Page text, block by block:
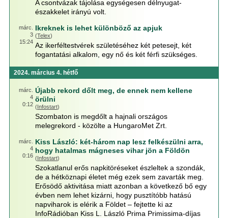
A csontvázak tájolása egységesen délnyugat-
északkelet irányú volt.
márc.
3
15:24
Ikreknek is lehet különböző az apjuk
(Telex)
Az ikerféltestvérek születéséhez két petesejt, két
fogantatási alkalom, egy nő és két férfi szükséges.
2024. március 4. hétfő
márc.
4
0:12
Újabb rekord dőlt meg, de ennek nem kellene
örülni
(Infostart)
Szombaton is megdőlt a hajnali országos
melegrekord - közölte a HungaroMet Zrt.
márc.
4
0:16
Kiss László: két-három nap lesz felkészülni arra,
hogy hatalmas mágneses vihar jön a Földön
(Infostart)
Szokatlanul erős napkitöréseket észleltek a szondák,
de a hétköznapi életet még ezek sem zavarták meg.
Erősödő aktivitása miatt azonban a következő bő egy
évben nem lehet kizárni, hogy pusztítóbb hatású
napviharok is elérik a Földet – fejtette ki az
InfoRádióban Kiss L. László Prima Primissima-díjas